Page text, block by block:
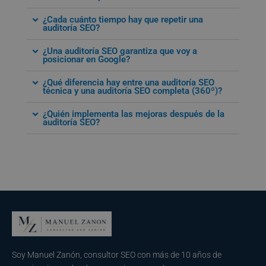
¿Cada cuánto tiempo hay que repetir una
auditoría SEO?
¿Una auditoría SEO garantiza que voy a
posicionar en Google?
¿Qué diferencia hay entre una auditoría SEO
técnica y una auditoría SEO completa (360º)?
¿Quién implementa las mejoras después de la
auditoría SEO?
Soy Manuel Zanón, consultor SEO con más de 10 años de